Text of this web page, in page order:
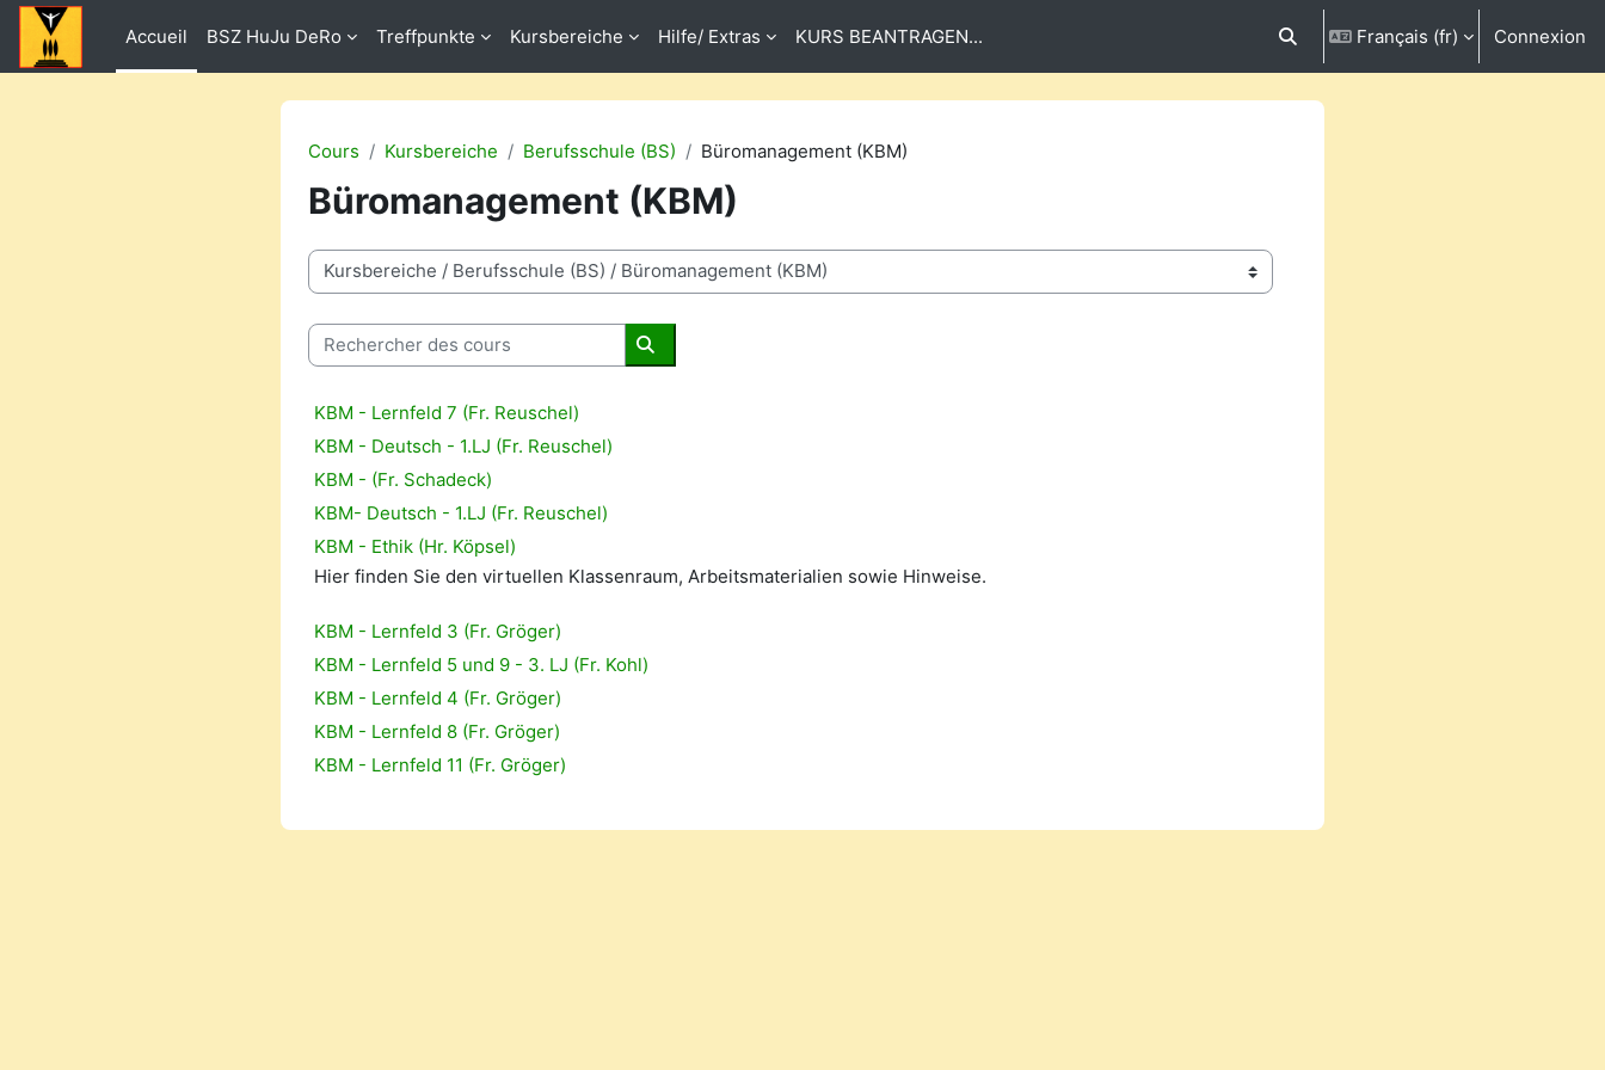
Passer au contenu principal
Accueil
BSZ HuJu DeRo Treffpunkte Kursbereiche Hilfe/ Extras KURS BEANTRAGEN... Activer/désactiver la saisie de
Français ‎(fr)‎ Connexion
Cours Kursbereiche Berufsschule (BS) Büromanagement (KBM)
Büromanagement (KBM)
Catégories de cours
Rechercher des cours
Rechercher des cours
KBM - Lernfeld 7 (Fr. Reuschel)
KBM - Deutsch - 1.LJ (Fr. Reuschel)
KBM - (Fr. Schadeck)
KBM- Deutsch - 1.LJ (Fr. Reuschel)
KBM - Ethik (Hr. Köpsel)
Hier finden Sie den virtuellen Klassenraum, Arbeitsmaterialien sowie Hinweise.
KBM - Lernfeld 3 (Fr. Gröger)
KBM - Lernfeld 5 und 9 - 3. LJ (Fr. Kohl)
KBM - Lernfeld 4 (Fr. Gröger)
KBM - Lernfeld 8 (Fr. Gröger)
KBM - Lernfeld 11 (Fr. Gröger)